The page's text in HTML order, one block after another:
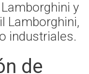
y
Lamborghini,
industriales.
de